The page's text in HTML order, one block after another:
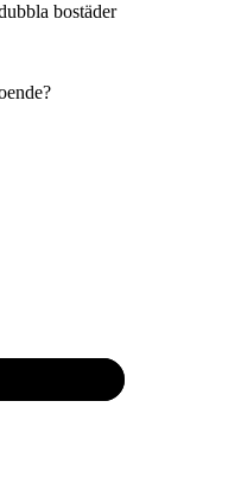
bostäder